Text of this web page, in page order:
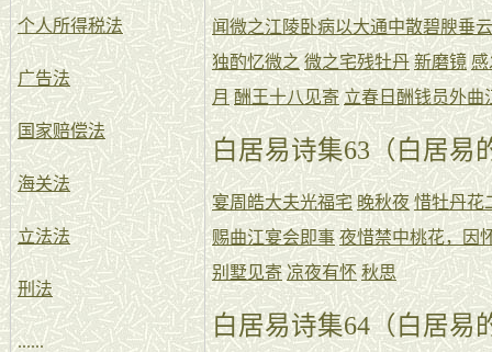
个人所得税法
广告法
国家赔偿法
海关法
立法法
刑法
......
闻微之江陵卧病以大通中散碧腴垂
独酌忆微之 微之宅残牡丹 新磨镜 感
月 酬王十八见寄 立春日酬钱员外曲
白居易诗集63（白居易
宴周皓大夫光福宅 晚秋夜 惜牡丹花
赐曲江宴会即事 夜惜禁中桃花，因
别墅见寄 凉夜有怀 秋思
白居易诗集64（白居易